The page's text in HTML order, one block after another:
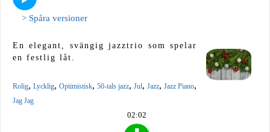
> Spåra versioner
En elegant, svängig jazztrio som spelar
en festlig låt.
Rolig, Lycklig, Optimistisk, 50-tals jazz, Jul, Jazz, Jazz Piano,
Jag Jag
02:02